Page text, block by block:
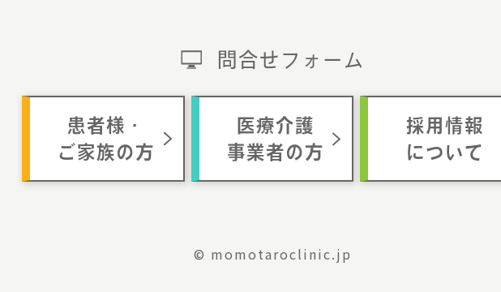
問合せフォーム
患者様・
ご家族の方
医療介護
事業者の方
採用情報
について
© momotaroclinic.jp